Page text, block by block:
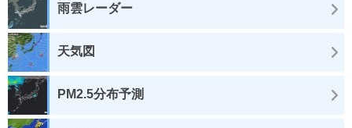
雨雲レーダー
天気図
PM2.5分布予測